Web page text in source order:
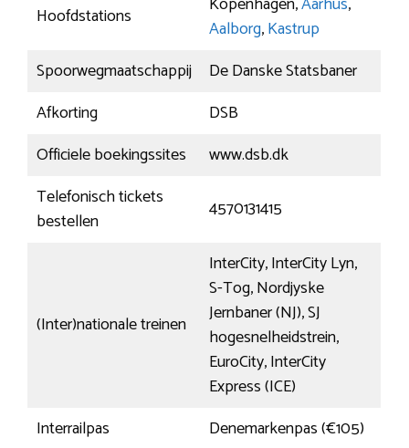
Hoofdstations
Aalborg,Kastrup
Spoorwegmaatschappij
De Danske Statsbaner
Afkorting
DSB
Officiele boekingssites
www.dsb.dk
Telefonisch tickets
bestellen
4570131415
(Inter)nationale treinen
InterCity, InterCity Lyn,
S-Tog, Nordjyske
Jernbaner (NJ), SJ
hogesnelheidstrein,
EuroCity, InterCity
Express (ICE)
Interrailpas
Denemarkenpas (€105)